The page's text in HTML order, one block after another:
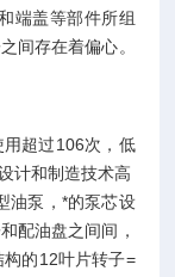
端盖等部件所组
间存在着偏心。
超过106次，低
计和制造技术高
油泵，*的泵芯设
配油盘之间间，
的12叶片转子=